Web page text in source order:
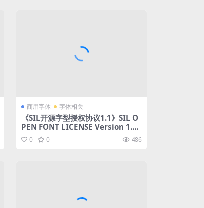
商用字体 字体相关
《SIL开源字型授权协议1.1》SIL O
PEN FONT LICENSE Version 1.1 -
26 February 2007
0 0 486